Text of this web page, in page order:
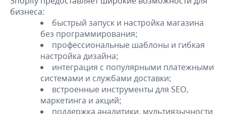
бизнеса:
быстрый запуск и настройка магазина
без программирования;
профессиональные шаблоны и гибкая
настройка дизайна;
интеграция с популярными платежными
системами и службами доставки;
встроенные инструменты для SEO,
маркетинга и акций;
поддержка аналитики, мультиязычности